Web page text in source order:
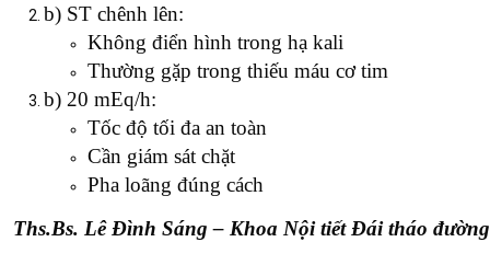
b) ST chênh lên:
Không điển hình trong hạ kali
Thường gặp trong thiếu máu cơ tim
b) 20 mEq/h:
Tốc độ tối đa an toàn
Cần giám sát chặt
Pha loãng đúng cách
Ths.Bs. Lê Đình Sáng – Khoa Nội tiết Đái tháo đường